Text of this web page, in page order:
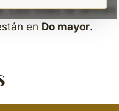
Casi todas se definen
en Do mayor.